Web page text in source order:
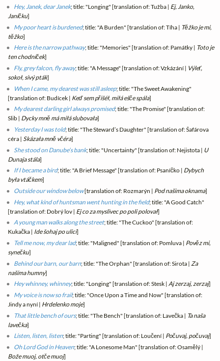
Hey, Janek, dear Janek; title: "Longing" [translation of: Tužba | Ej, Janko,
Janíčku]
My poor heart is burdened; title: "A Burden" [translation of: Tíha | Těžko je mi,
těžko]
Here is the narrow pathway; title: "Memories" [translation of: Památky | Toto je
ten chodníček]
Fly, grey falcon, fly away; title: "A Message" [translation of: Vzkázání | Výleť,
sokoł, sivý pták]
When I came, my dearest was still asleep; title: "The Sweet Awakening"
[translation of: Budícek | Keď sem přišéł, miłá ešče spála]
My dearest darling girl always promised; title: "The Promise" [translation of:
Slib | Dycky mně má miłá slubovała]
Yesterday I was told; title: "The Steward’s Daughter" [translation of: Šafárova
céra |Skázała mně včéra]
She stood on Danube’s bank; title: "Uncertainty" [translation of: Nejistota | U
Dunaja stála]
If I became a bird; title: "A Brief Message" [translation of: Psaníčko | Dybych
była vtáčkem]
Outside our window below[translation of: Rozmarýn | Pod našima oknama]
Hey, what kind of huntsman went hunting in the field; title: "A Good Catch"
[translation of: Dobrý lov | Ej co za myslivec po poli polovał]
A young man walks along the street; title: "The Cuckoo" [translation of:
Kukačka | Ide šohaj po ulici]
Tell me now, my dear lad; title: "Maligned" [translation of: Pomluva | Pověz mi,
synečku]
Behind our barn, our barn; title: "The Orphan" [translation of: Sirota | Za
našíma humny]
Hey whinney, whinney; title: "Longing" [translation of: Stesk |Aj zerzaj, zerzaj]
My voice is now so frail; title: "Once Upon a Time and Now" [translation of:
Jindy a nyní | Hrdelenko moje]
That little bench of ours; title: "The Bench" [translation of: Lavečka | Ta naša
lavečka]
Listen, listen, listen; title: "Parting" [translation of: Loučení | Počuvaj, počuvaj]
Oh Lord God in Heaven; title: "A Lonesome Man" [translation of: Osamělý |
Bože muoj, otče muoj]